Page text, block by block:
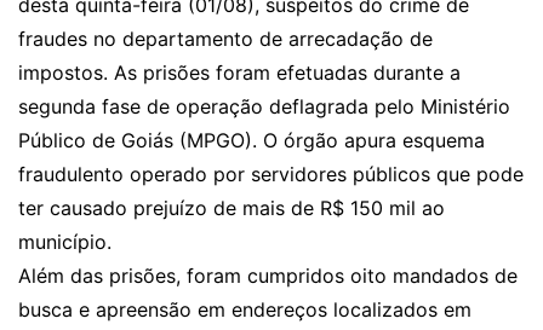
desta quinta-feira (01/08), suspeitos do crime de
fraudes no departamento de arrecadação de
impostos. As prisões foram efetuadas durante a
segunda fase de operação deflagrada pelo Ministério
Público de Goiás (MPGO). O órgão apura esquema
fraudulento operado por servidores públicos que pode
ter causado prejuízo de mais de R$ 150 mil ao
município.
Além das prisões, foram cumpridos oito mandados de
busca e apreensão em endereços localizados em